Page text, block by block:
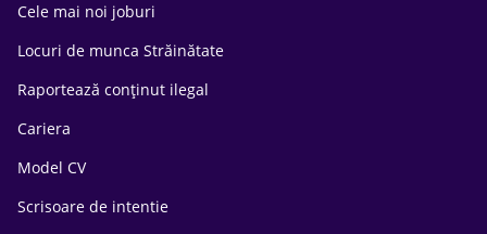
Cele mai noi joburi
Locuri de munca Străinătate
Raportează conținut ilegal
Cariera
Model CV
Scrisoare de intentie